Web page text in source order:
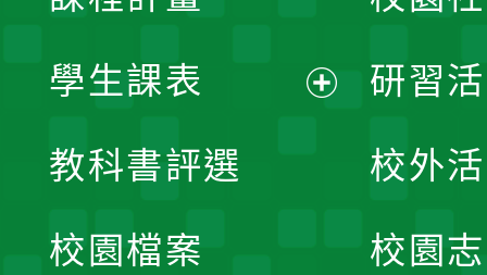
學生課表
教科書評選
校園檔案
研習
校外
校園